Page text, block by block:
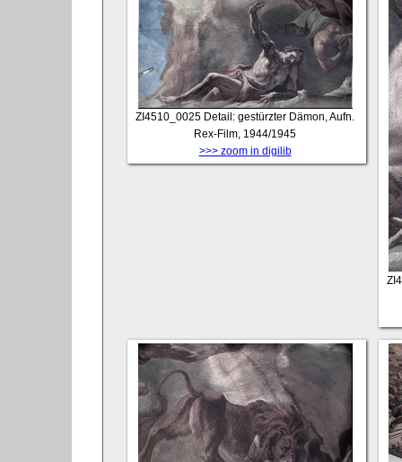
ZI4510_0025 Detail: gestürzter Dämon, Aufn.
Rex-Film, 1944/1945
>>> zoom in digilib